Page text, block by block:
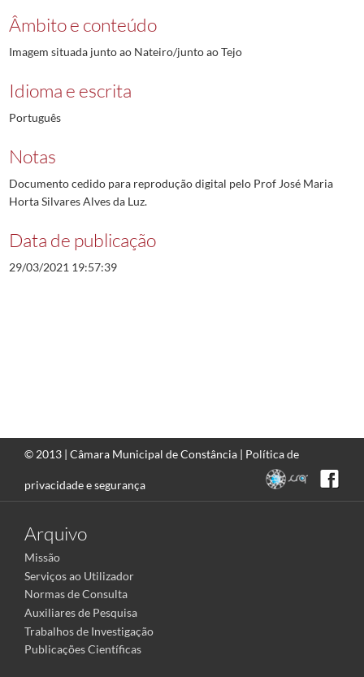
Âmbito e conteúdo
Imagem situada junto ao Nateiro/junto ao Tejo
Idioma e escrita
Português
Notas
Documento cedido para reprodução digital pelo Prof José Maria
Horta Silvares Alves da Luz.
Data de publicação
29/03/2021 19:57:39
© 2013 | Câmara Municipal de Constância | Política de
privacidade e segurança
Arquivo
Missão
Serviços ao Utilizador
Normas de Consulta
Auxiliares de Pesquisa
Trabalhos de Investigação
Publicações Científicas